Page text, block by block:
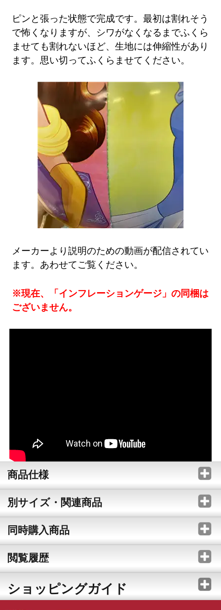
ピンと張った状態で完成です。最初は割れそう
で怖くなりますが、シワがなくなるまでふくら
ませても割れないほど、生地には伸縮性があり
ます。思い切ってふくらませてください。
メーカーより説明のための動画が配信されてい
ます。あわせてご覧ください。
※現在、「インフレーションゲージ」の同梱は
ございません。
商品仕様
別サイズ・関連商品
同時購入商品
閲覧履歴
ショッピングガイド